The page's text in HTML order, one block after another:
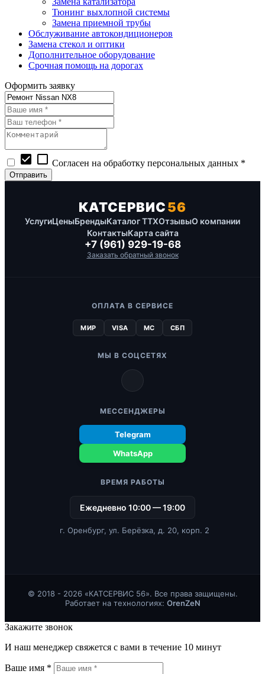
Тюнинг выхлопной системы
Замена приемной трубы
Обслуживание автокондиционеров
Замена стекол и оптики
Дополнительное оборудование
Срочная помощь на дорогах
Оформить заявку
check_box check_box_outline_blank Согласен на обработку персональных данных *
КАТСЕРВИС56
УслугиЦеныБрендыКаталог ТТХОтзывыО компании
КонтактыКарта сайта
+7 (961) 929-19-68
Заказать обратный звонок
ОПЛАТА В СЕРВИСЕ
МИР VISA MC СБП
МЫ В СОЦСЕТЯХ
МЕССЕНДЖЕРЫ
Telegram
WhatsApp
ВРЕМЯ РАБОТЫ
Ежедневно 10:00 — 19:00
г. Оренбург, ул. Берёзка, д. 20, корп. 2
© 2018 - 2026 «КАТСЕРВИС 56». Все права защищены.
Работает на технологиях: OrenZeN
Закажите звонок
И наш менеджер свяжется с вами в течение 10 минут
Ваше имя *